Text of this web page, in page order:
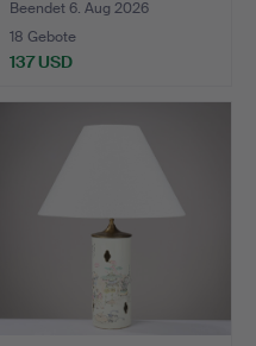
Beendet 6. Aug 2026
18 Gebote
137 USD